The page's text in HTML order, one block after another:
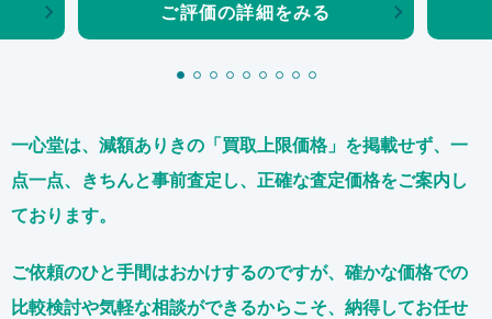
ご評価の詳細をみる
一心堂は、減額ありきの「買取上限価格」を掲載せず、 一
点一点、きちんと事前査定し、正確な査定価格をご案内し
ております。
ご依頼のひと手間はおかけするのですが、 確かな価格での
比較検討や気軽な相談ができるからこそ、 納得してお任せ